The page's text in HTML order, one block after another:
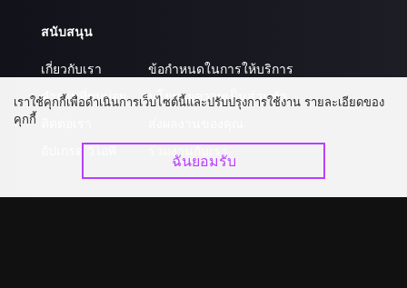
สนับสนุน
เกี่ยวกับเรา
คำถามที่พบบ่อย
ข้อกำหนดในการให้บริการ
นโยบายความเป็นส่วนตัว
เราใช้คุกกี้เพื่อดำเนินการเว็บไซต์นี้และปรับปรุงการใช้งาน รายละเอียดของ
คุกกี้
ฉันยอมรับ